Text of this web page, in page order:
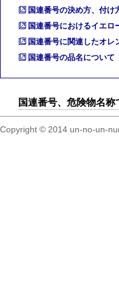
国連番号の決め方、付け
国連番号におけるイエロ
国連番号に関連したオレ
国連番号の品名について
国連番号、危険物名
Copyright © 2014 un-no-un-